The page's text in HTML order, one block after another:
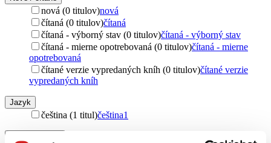
nová (0 titulov)nová
čítaná (0 titulov)čítaná
čítaná - výborný stav (0 titulov)čítaná - výborný stav
čítaná - mierne opotrebovaná (0 titulov)čítaná - mierne
opotrebovaná
čítané verzie vypredaných kníh (0 titulov)čítané verzie
vypredaných kníh
Jazyk
čeština (1 titul)čeština1